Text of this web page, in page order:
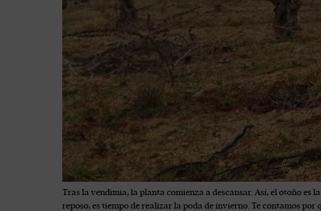
Tras la vendimia, la planta comienza a descansar. Así, el otoño es
reposo, es tiempo de realizar la poda de invierno. Te contamos por